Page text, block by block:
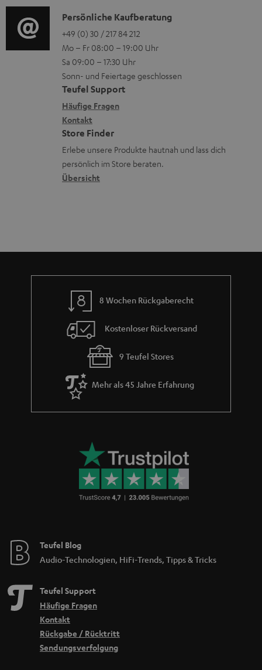
m
V
e
r
s
a
n
d
e
n
z
u
r
G
a
r
a
n
g
e
r
ä
t
e
R
ü
c
k
m
i
o
-
L
e
x
i
k
o
n
K
o
n
t
a
k
t
d
a
t
Persönliche Kaufberatung
+49 (0) 30 / 217 84 212
Mo – Fr 08:00 – 19:00 Uhr
Sa 09:00 – 17:30 Uhr
Sonn- und Feiertage geschlossen
Teufel Support
Häufige Fragen
Kontakt
Store Finder
Erlebe unsere Produkte hautnah und lass dich
persönlich im Store beraten.
Übersicht
8 Wochen Rückgaberecht
Kostenloser Rückversand
9 Teufel Stores
Mehr als 45 Jahre Erfahrung
Teufel Blog
Audio-Technologien, HiFi-Trends, Tipps & Tricks
Teufel Support
Häufige Fragen
Kontakt
Rückgabe / Rücktritt
Sendungsverfolgung